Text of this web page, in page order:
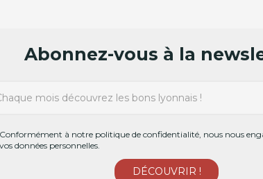
Abonnez-vous à la
Conformément à notre politique de confidentialité, nous nous
vos données personnelles.